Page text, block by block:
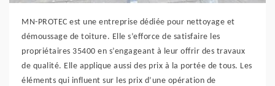
MN-PROTEC est une entreprise dédiée pour nettoyage et
démoussage de toiture. Elle s’efforce de satisfaire les
propriétaires 35400 en s’engageant à leur offrir des travaux
de qualité. Elle applique aussi des prix à la portée de tous. Les
éléments qui influent sur les prix d’une opération de